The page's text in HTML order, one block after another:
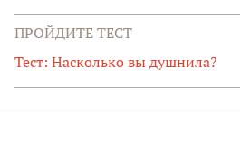
ПРОЙДИТЕ ТЕСТ
Тест: Насколько вы душнила?